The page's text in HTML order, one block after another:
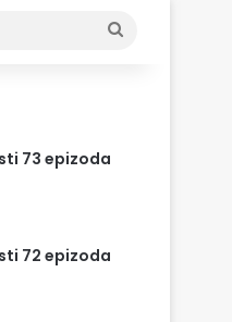
73 epizoda
72 epizoda